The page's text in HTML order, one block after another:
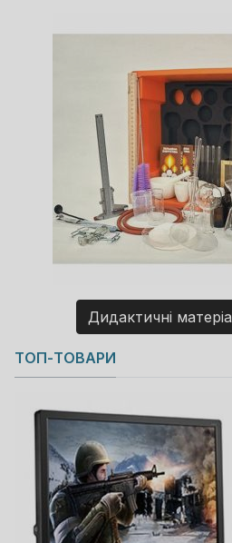
Дидактичні
Copyright MAXXmarketing
JoomShopping Download &
ТОП-ТОВАРИ